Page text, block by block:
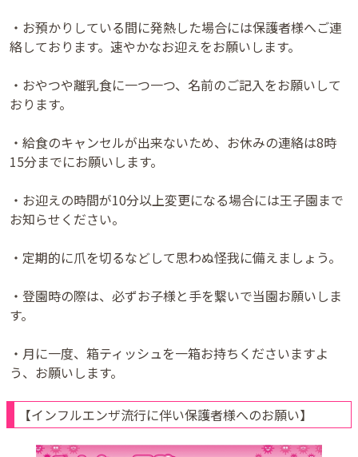
・お預かりしている間に発熱した場合には保護者様へご連
絡しております。速やかなお迎えをお願いします。
・おやつや離乳食に一つ一つ、名前のご記入をお願いして
おります。
・給食のキャンセルが出来ないため、お休みの連絡は8時
15分までにお願いします。
・お迎えの時間が10分以上変更になる場合には王子園まで
お知らせください。
・定期的に爪を切るなどして思わぬ怪我に備えましょう。
・登園時の際は、必ずお子様と手を繋いで当園お願いしま
す。
・月に一度、箱ティッシュを一箱お持ちくださいますよ
う、お願いします。
【インフルエンザ流行に伴い保護者様へのお願い】